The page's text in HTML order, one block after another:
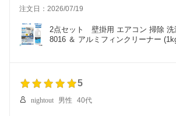
注文日：2026/07/19
2点セット　壁掛用 エアコン 掃除
8016 ＆ アルミフィンクリーナー
5
nightout 男性 40代